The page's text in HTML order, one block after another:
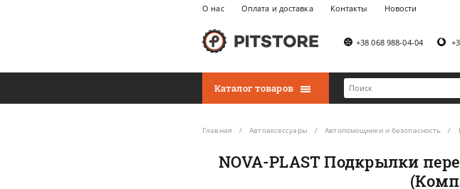
О нас Оплата и доставка Контакты Новости
+38 068 988-04-04
Каталог товаров
Главная Автоаксессуары Автопомощники и безопасность
NOVA-PLAST Подкрылки